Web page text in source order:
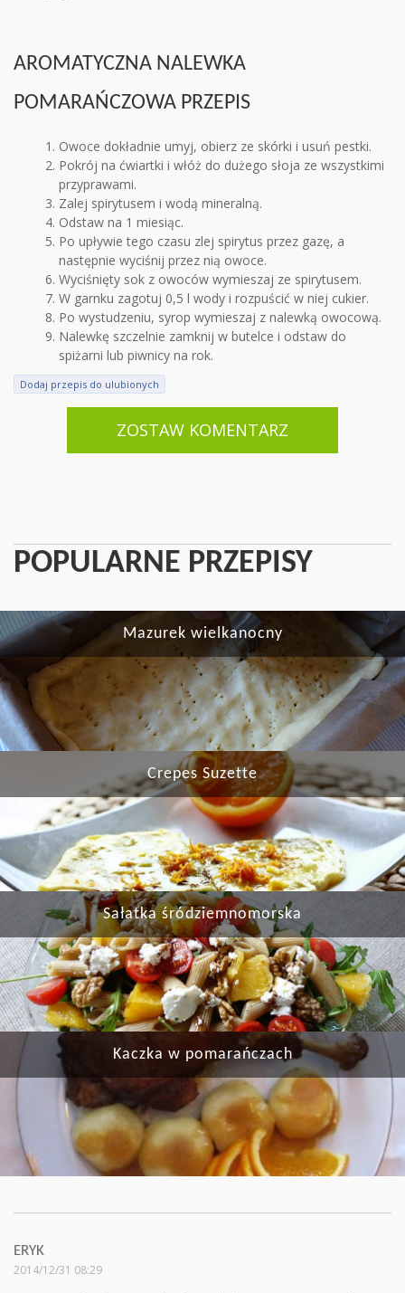
AROMATYCZNA NALEWKA
POMARAŃCZOWA PRZEPIS
Owoce dokładnie umyj, obierz ze skórki i usuń pestki.
Pokrój na ćwiartki i włóż do dużego słoja ze wszystkimi
przyprawami.
Zalej spirytusem i wodą mineralną.
Odstaw na 1 miesiąc.
Po upływie tego czasu zlej spirytus przez gazę, a
następnie wyciśnij przez nią owoce.
Wyciśnięty sok z owoców wymieszaj ze spirytusem.
W garnku zagotuj 0,5 l wody i rozpuścić w niej cukier.
Po wystudzeniu, syrop wymieszaj z nalewką owocową.
Nalewkę szczelnie zamknij w butelce i odstaw do
spiżarni lub piwnicy na rok.
Dodaj przepis do ulubionych
ZOSTAW KOMENTARZ
POPULARNE PRZEPISY
Mazurek wielkanocny
Crepes Suzette
Sałatka śródziemnomorska
Kaczka w pomarańczach
ERYK
2014/12/31 08:29